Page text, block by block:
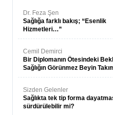
Dr. Feza Şen
Sağlığa farklı bakış; “Esenlik
Hizmetleri…”
Cemil Demirci
Bir Diplomanın Ötesindeki
Sağlığın Görünmez Beyin
Sizden Gelenler
Sağlıkta tek tip forma
sürdürülebilir mi?